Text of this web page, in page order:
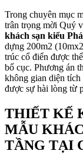
Trong chuyên mục
trân trọng mời Quý
khách sạn kiểu
dựng 200m2
trúc cổ điển được
bố cục. Phương án
không gian diện tích
được sự hài lòng từ
THIẾT KẾ
MẪU
TẦNG TẠI